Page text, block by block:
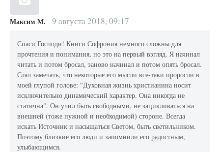
Максим М. 9 августа 2018, 09:17
Спаси Господи! Книги Софрония немного сложны для
прочтения и понимания, но это на первый взгляд. Я начинал
читать и потом бросал, заново начинал и потом опять бросал.
Стал замечать, что некоторые его мысли все-таки проросли в
моей глупой голове: "Духовная жизнь христианина носит
исключительно динамический характер. Она никогда не
статична". Он учил быть свободными, не зацикливаться на
внешней (тоже нужной и необходимой) стороне. Всегда
искать Источник и насыщаться Светом, быть светильником.
Поэтому близкие его люди и запомнили его радостным,
улыбающимся.